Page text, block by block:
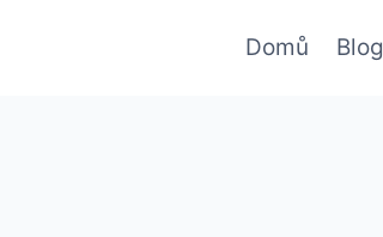
Domů Blog